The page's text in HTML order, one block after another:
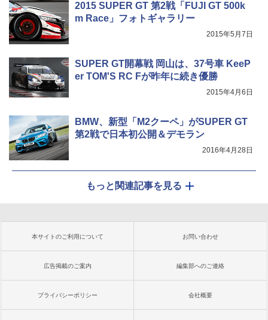
2015 SUPER GT 第2戦「FUJI GT 500k
m Race」フォトギャラリー
2015年5月7日
SUPER GT開幕戦 岡山は、37号車 KeeP
er TOM'S RC Fが昨年に続き優勝
2015年4月6日
BMW、新型「M2クーペ」がSUPER GT
第2戦で日本初公開＆デモラン
2016年4月28日
もっと関連記事を見る
本サイトのご利用について お問い合わせ
広告掲載のご案内 編集部へのご連絡
プライバシーポリシー 会社概要